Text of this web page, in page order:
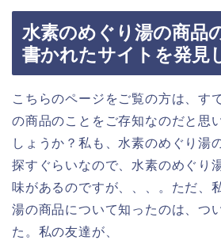
水素のめぐり湯の商品
書かれたサイトを発見
こちらのページをご覧の方は、す
の商品のことをご存知なのだと思
しょうか？私も、水素のめぐり湯
探すぐらいなので、水素のめぐり
味があるのですが、、、。ただ、
湯の商品について知ったのは、つ
た。私の友達が、